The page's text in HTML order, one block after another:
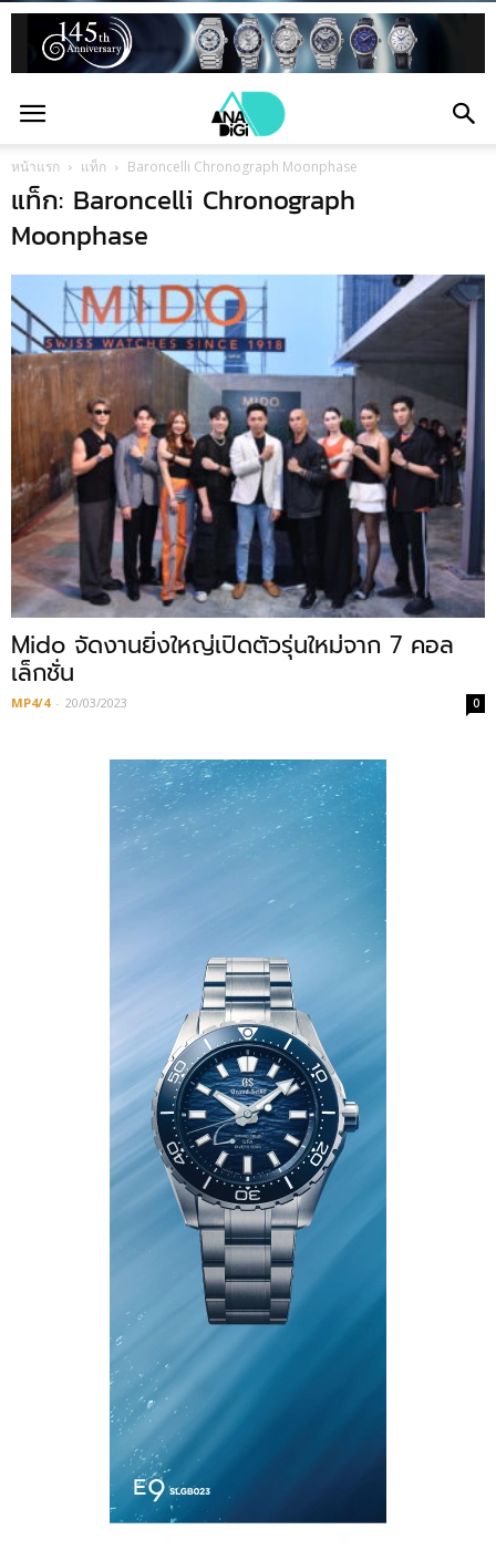
หน้าแรก แท็ก Baroncelli Chronograph Moonphase
แท็ก: Baroncelli Chronograph
Moonphase
Mido จัดงานยิ่งใหญ่เปิดตัวรุ่นใหม่จาก 7 คอล
เล็กชั่น
MP4/4 - 20/03/2023 0